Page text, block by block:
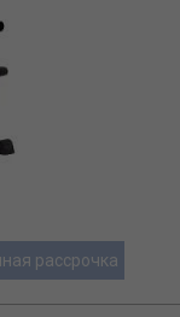
рассрочка